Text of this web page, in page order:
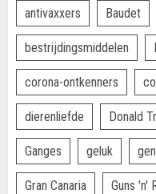
antivaxxers Baudet
bestrijdingsmiddelen
corona-ontkenners
dierenliefde Donald
Ganges geluk
Gran Canaria Guns 'n'